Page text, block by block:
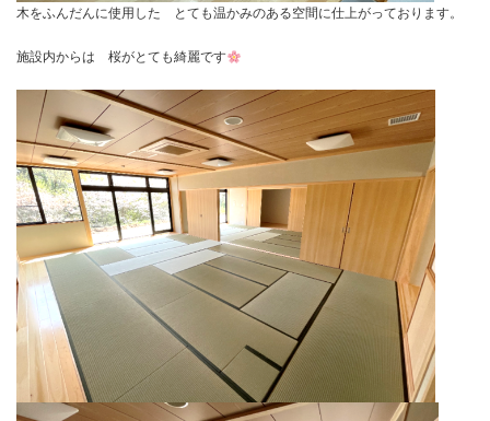
木をふんだんに使用した とても温かみのある空間に仕上がっております。
施設内からは 桜がとても綺麗です